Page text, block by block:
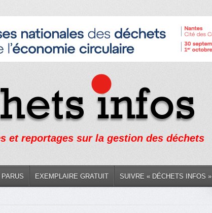
et reportages sur la gestion des déchets
EXEMPLAIRE GRATUIT SUIVRE « DÉCHETS INFOS »